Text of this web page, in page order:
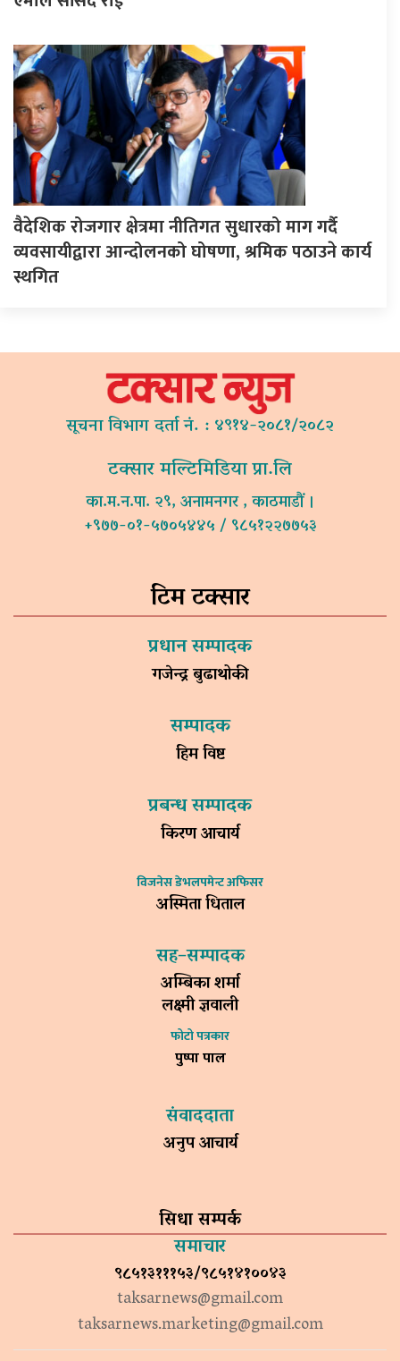
वैदेशिक रोजगार क्षेत्रमा नीतिगत सुधारको माग गर्दै
व्यवसायीद्वारा आन्दोलनको घोषणा, श्रमिक पठाउने कार्य
स्थगित
सूचना विभाग दर्ता नं. : ४९१४-२०८१/२०८२
टक्सार मल्टिमिडिया प्रा.लि
का.म.न.पा. २९, अनामनगर , काठमाडौं ।
+९७७-०१-५७०५४४५ / ९८५१२२७७५३
टिम टक्सार
प्रधान सम्पादक
गजेन्द्र बुढाथोकी
सम्पादक
हिम विष्ट
प्रबन्ध सम्पादक
किरण आचार्य
विजनेस डेभलपमेन्ट अफिसर
अस्मिता धिताल
सह–सम्पादक
अम्बिका शर्मा
लक्ष्मी ज्ञवाली
फोटो पत्रकार
पुष्पा पाल
संवाददाता
अनुप आचार्य
सिधा सम्पर्क
समाचार
९८५१३१११५३/९८५१४१००४३
taksarnews@gmail.com
taksarnews.marketing@gmail.com